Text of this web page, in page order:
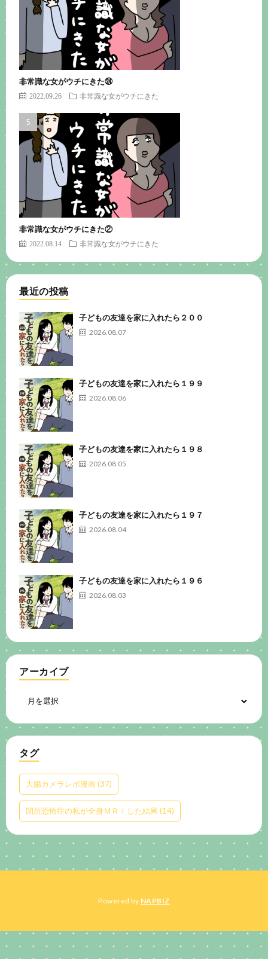
非常識な女がウチにきた㉔
2022.09.26 非常識な女がウチにきた
非常識な女がウチにきた②
2022.08.14 非常識な女がウチにきた
最近の投稿
子どもの友達を家に入れたら２００
2026.08.07
子どもの友達を家に入れたら１９９
2026.08.06
子どもの友達を家に入れたら１９８
2026.08.05
子どもの友達を家に入れたら１９７
2026.08.04
子どもの友達を家に入れたら１９６
2026.08.03
アーカイブ
タグ
大腸カメラレポ漫画(37)
閉所恐怖症の私が全身ＭＲＩした結果(14)
Powered by NAPBIZ